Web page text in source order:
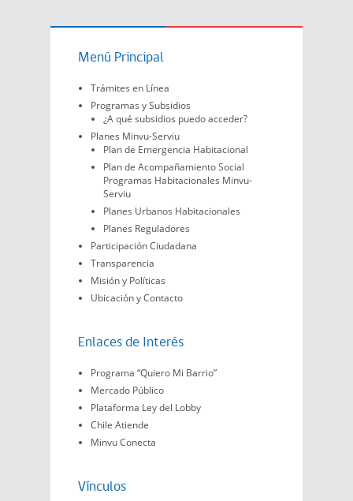
Menú Principal
Trámites en Línea
Programas y Subsidios
¿A qué subsidios puedo acceder?
Planes Minvu-Serviu
Plan de Emergencia Habitacional
Plan de Acompañamiento Social
Programas Habitacionales Minvu-
Serviu
Planes Urbanos Habitacionales
Planes Reguladores
Participación Ciudadana
Transparencia
Misión y Políticas
Ubicación y Contacto
Enlaces de Interés
Programa “Quiero Mi Barrio”
Mercado Público
Plataforma Ley del Lobby
Chile Atiende
Minvu Conecta
Vínculos